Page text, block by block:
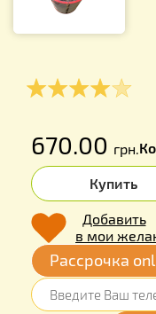
670.00 грн.
Купить
Добавить
в мои
Рассрочка